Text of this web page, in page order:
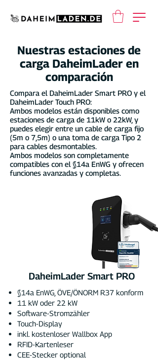
Nuestras estaciones de
carga DaheimLader en
comparación
Compara el DaheimLader Smart PRO y el
DaheimLader Touch PRO:
Ambos modelos están disponibles como
estaciones de carga de 11kW o 22kW, y
puedes elegir entre un cable de carga fijo
(5m o 7,5m) o una toma de carga Tipo 2
para cables desmontables.
Ambos modelos son completamente
compatibles con el §14a EnWG y ofrecen
funciones avanzadas y completas.
DaheimLader Smart PRO
§14a EnWG, ÖVE/ÖNORM R37 konform
11 kW oder 22 kW
Software-Stromzähler
Touch-Display
inkl. kostenloser Wallbox App
RFID-Kartenleser
CEE-Stecker optional